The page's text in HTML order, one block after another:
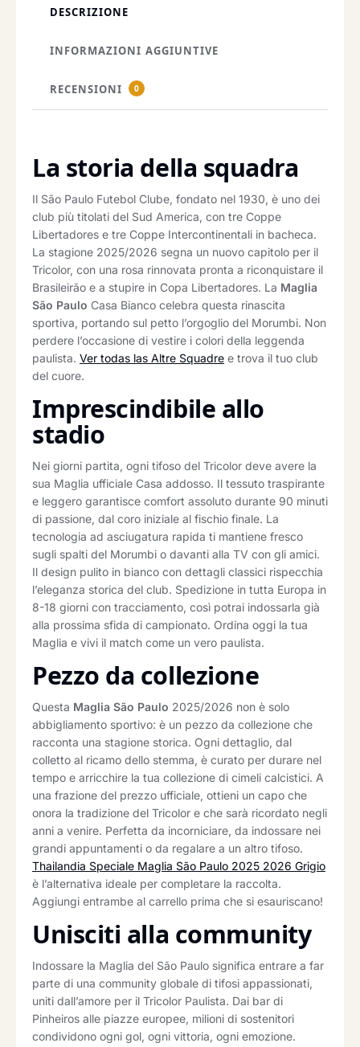
DESCRIZIONE
INFORMAZIONI AGGIUNTIVE
RECENSIONI 0
La storia della squadra
Il São Paulo Futebol Clube, fondato nel 1930, è uno dei
club più titolati del Sud America, con tre Coppe
Libertadores e tre Coppe Intercontinentali in bacheca.
La stagione 2025/2026 segna un nuovo capitolo per il
Tricolor, con una rosa rinnovata pronta a riconquistare il
Brasileirão e a stupire in Copa Libertadores. La Maglia
São Paulo Casa Bianco celebra questa rinascita
sportiva, portando sul petto l’orgoglio del Morumbi. Non
perdere l’occasione di vestire i colori della leggenda
paulista. Ver todas las Altre Squadre e trova il tuo club
del cuore.
Imprescindibile allo
stadio
Nei giorni partita, ogni tifoso del Tricolor deve avere la
sua Maglia ufficiale Casa addosso. Il tessuto traspirante
e leggero garantisce comfort assoluto durante 90 minuti
di passione, dal coro iniziale al fischio finale. La
tecnologia ad asciugatura rapida ti mantiene fresco
sugli spalti del Morumbi o davanti alla TV con gli amici.
Il design pulito in bianco con dettagli classici rispecchia
l’eleganza storica del club. Spedizione in tutta Europa in
8-18 giorni con tracciamento, così potrai indossarla già
alla prossima sfida di campionato. Ordina oggi la tua
Maglia e vivi il match come un vero paulista.
Pezzo da collezione
Questa Maglia São Paulo 2025/2026 non è solo
abbigliamento sportivo: è un pezzo da collezione che
racconta una stagione storica. Ogni dettaglio, dal
colletto al ricamo dello stemma, è curato per durare nel
tempo e arricchire la tua collezione di cimeli calcistici. A
una frazione del prezzo ufficiale, ottieni un capo che
onora la tradizione del Tricolor e che sarà ricordato negli
anni a venire. Perfetta da incorniciare, da indossare nei
grandi appuntamenti o da regalare a un altro tifoso.
Thailandia Speciale Maglia São Paulo 2025 2026 Grigio
è l’alternativa ideale per completare la raccolta.
Aggiungi entrambe al carrello prima che si esauriscano!
Unisciti alla community
Indossare la Maglia del São Paulo significa entrare a far
parte di una community globale di tifosi appassionati,
uniti dall’amore per il Tricolor Paulista. Dai bar di
Pinheiros alle piazze europee, milioni di sostenitori
condividono ogni gol, ogni vittoria, ogni emozione.